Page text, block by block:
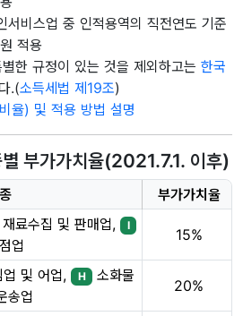
비스업 중 인적용역의 직전연도 기준
적용
한 규정이 있는 것을 제외하고는 한국
.(소득세법 제19조)
율) 및 적용 방법 설명
부가가치율(2021.7.1. 이후)
부가가치율
료수집 및 판매업, I
업
15%
및 어업, H
소화물
송업
20%